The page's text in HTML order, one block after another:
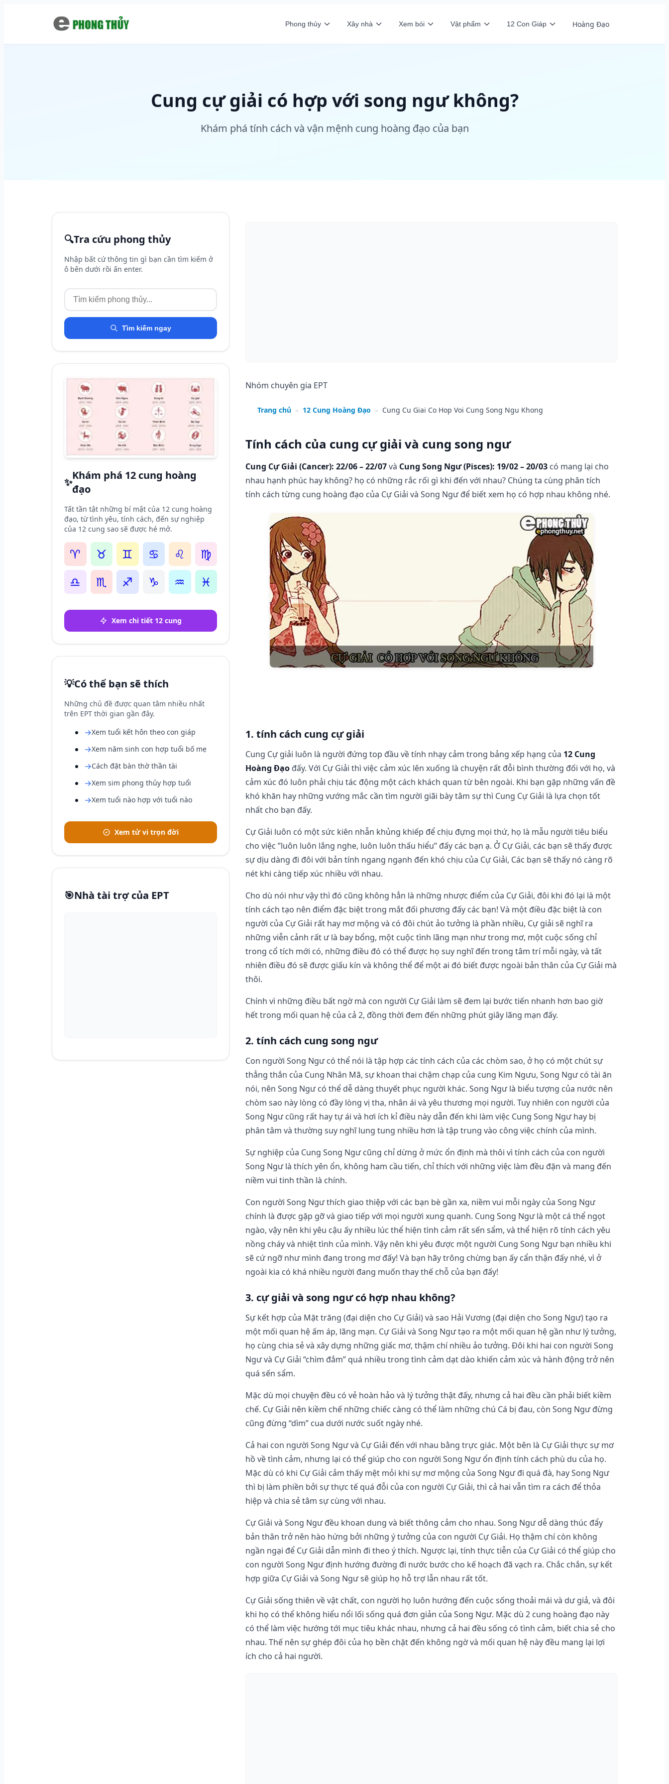
Phong thủy Xây nhà Xem bói Vật phẩm 12 Con Giáp Hoàng Đạo
Cung cự giải có hợp với song ngư không?
Khám phá tính cách và vận mệnh cung hoàng đạo của bạn
🔍Tra cứu phong thủy
Nhập bất cứ thông tin gì bạn cần tìm kiếm ở
ô bên dưới rồi ấn enter.
Tìm kiếm ngay
✨
Khám phá 12 cung hoàng
đạo
Tất tần tật những bí mật của 12 cung hoàng
đạo, từ tình yêu, tính cách, đến sự nghiệp
của 12 cung sao sẽ được hé mở.
♈ ♉ ♊ ♋ ♌
♍
♎
♏ ♐ ♑ ♒ ♓
Xem chi tiết 12 cung
💡Có thể bạn sẽ thích
Những chủ đề được quan tâm nhiều nhất
trên EPT thời gian gần đây.
→Xem tuổi kết hôn theo con giáp
→Xem năm sinh con hợp tuổi bố mẹ
→Cách đặt bàn thờ thần tài
→Xem sim phong thủy hợp tuổi
→Xem tuổi nào hợp với tuổi nào
Xem tử vi trọn đời
🎯Nhà tài trợ của EPT
Nhóm chuyên gia EPT
Trang chủ » 12 Cung Hoàng Đạo » Cung Cu Giai Co Hop Voi Cung Song Ngu Khong
Tính cách của cung cự giải và cung song ngư
Cung Cự Giải (Cancer): 22/06 – 22/07và Cung Song Ngư (Pisces): 19/02 – 20/03 có mang lại cho
nhau hạnh phúc hay không? họ có những rắc rối gì khi đến với nhau? Chúng ta cùng phân tích
tính cách từng cung hoàng đạo của Cự Giải và Song Ngư để biết xem họ có hợp nhau không nhé.
1. tính cách cung cự giải
Cung Cự giải luôn là người đứng top đầu về tính nhạy cảm trong bảng xếp hạng của 12 Cung
Hoàng Đạo đấy. Với Cự Giải thì việc cảm xúc lên xuống là chuyện rất đỗi bình thường đối với họ, và
cảm xúc đó luôn phải chịu tác động một cách khách quan từ bên ngoài. Khi bạn gặp những vấn đề
khó khăn hay những vướng mắc cần tìm người giãi bày tâm sự thì Cung Cự Giải là lựa chọn tốt
nhất cho bạn đấy.
Cự Giải luôn có một sức kiên nhẫn khủng khiếp để chịu đựng mọi thứ, họ là mẫu người tiêu biểu
cho việc ”luôn luôn lắng nghe, luôn luôn thấu hiểu” đấy các bạn ạ. Ở Cự Giải, các bạn sẽ thấy được
sự dịu dàng đi đôi với bản tính ngang ngạnh đến khó chịu của Cự Giải, Các bạn sẽ thấy nó càng rõ
nét khi càng tiếp xúc nhiều với nhau.
Cho dù nói như vậy thì đó cũng không hẳn là những nhược điểm của Cự Giải, đôi khi đó lại là một
tính cách tạo nên điểm đặc biệt trong mắt đối phương đấy các bạn! Và một điều đặc biệt là con
người của Cự Giải rất hay mơ mộng và có đôi chút ảo tưởng là phần nhiều, Cự giải sẽ nghĩ ra
những viễn cảnh rất ư là bay bổng, một cuộc tình lãng mạn như trong mơ, một cuộc sống chỉ
trong cổ tích mới có, những điều đó có thể được họ suy nghĩ đến trong tâm trí mỗi ngày, và tất
nhiên điều đó sẽ được giấu kín và không thể để một ai đó biết được ngoài bản thân của Cự Giải mà
thôi.
Chính vì những điều bất ngờ mà con người Cự Giải làm sẽ đem lại bước tiến nhanh hơn bao giờ
hết trong mối quan hệ của cả 2, đồng thời đem đến những phút giây lãng mạn đấy.
2. tính cách cung song ngư
Con người Song Ngư có thể nói là tập hợp các tính cách của các chòm sao, ở họ có một chút sự
thẳng thắn của Cung Nhân Mã, sự khoan thai chậm chạp của cung Kim Ngưu, Song Ngư có tài ăn
nói, nên Song Ngư có thể dễ dàng thuyết phục người khác. Song Ngư là biểu tượng của nước nên
chòm sao này lòng có đầy lòng vị tha, nhân ái và yêu thương mọi người. Tuy nhiên con người của
Song Ngư cũng rất hay tự ái và hơi ích kỉ điều này dẫn đến khi làm việc Cung Song Ngư hay bị
phân tâm và thường suy nghĩ lung tung nhiều hơn là tập trung vào công việc chính của mình.
Sự nghiệp của Cung Song Ngư cũng chỉ dừng ở mức ổn định mà thôi vì tính cách của con người
Song Ngư là thích yên ổn, không ham cầu tiến, chỉ thích với những việc làm đều đặn và mang đến
niềm vui tinh thần là chính.
Con người Song Ngư thích giao thiệp với các bạn bè gần xa, niềm vui mỗi ngày của Song Ngư
chính là được gặp gỡ và giao tiếp với mọi người xung quanh. Cung Song Ngư là một cá thể ngọt
ngào, vậy nên khi yêu cậu ấy nhiều lúc thể hiện tình cảm rất sến sẩm, và thể hiện rõ tính cách yêu
nồng cháy và nhiệt tình của mình. Vậy nên khi yêu được một người Cung Song Ngư bạn nhiều khi
sẽ cứ ngỡ như mình đang trong mơ đấy! Và bạn hãy trông chừng bạn ấy cẩn thận đấy nhé, vì ở
ngoài kia có khá nhiều người đang muốn thay thế chỗ của bạn đấy!
3. cự giải và song ngư có hợp nhau không?
Sự kết hợp của Mặt trăng (đại diện cho Cự Giải) và sao Hải Vương (đại diện cho Song Ngư) tạo ra
một mối quan hệ ấm áp, lãng mạn. Cự Giải và Song Ngư tạo ra một mối quan hệ gần như lý tưởng,
họ cùng chia sẻ và xây dựng những giấc mơ, thậm chí nhiều ảo tưởng. Đôi khi hai con người Song
Ngư và Cự Giải “chìm đắm” quá nhiều trong tình cảm dạt dào khiến cảm xúc và hành động trở nên
quá sến sẩm.
Mặc dù mọi chuyện đều có vẻ hoàn hảo và lý tưởng thật đấy, nhưng cả hai đều cần phải biết kiềm
chế. Cự Giải nên kiềm chế những chiếc càng có thể làm những chú Cá bị đau, còn Song Ngư đừng
cũng đừng “dìm” cua dưới nước suốt ngày nhé.
Cả hai con người Song Ngư và Cự Giải đến với nhau bằng trực giác. Một bên là Cự Giải thực sự mơ
hồ về tình cảm, nhưng lại có thể giúp cho con người Song Ngư ổn định tính cách phù du của họ.
Mặc dù có khi Cự Giải cảm thấy mệt mỏi khi sự mơ mộng của Song Ngư đi quá đà, hay Song Ngư
thì bị làm phiền bởi sự thực tế quá đỗi của con người Cự Giải, thì cả hai vẫn tìm ra cách để thỏa
hiệp và chia sẻ tâm sự cùng với nhau.
Cự Giải và Song Ngư đều khoan dung và biết thông cảm cho nhau. Song Ngư dễ dàng thúc đẩy
bản thân trở nên hào hứng bởi những ý tưởng của con người Cự Giải. Họ thậm chí còn không
ngần ngại để Cự Giải dẫn mình đi theo ý thích. Ngược lại, tính thực tiễn của Cự Giải có thể giúp cho
con người Song Ngư định hướng đường đi nước bước cho kế hoạch đã vạch ra. Chắc chắn, sự kết
hợp giữa Cự Giải và Song Ngư sẽ giúp họ hỗ trợ lẫn nhau rất tốt.
Cự Giải sống thiên về vật chất, con người họ luôn hướng đến cuộc sống thoải mái và dư giả, và đôi
khi họ có thể không hiểu nổi lối sống quá đơn giản của Song Ngư. Mặc dù 2 cung hoàng đạo này
có thể làm việc hướng tới mục tiêu khác nhau, nhưng cả hai đều sống có tình cảm, biết chia sẻ cho
nhau. Thế nên sự ghép đôi của họ bền chặt đến không ngờ và mối quan hệ này đều mang lại lợi
ích cho cả hai người.